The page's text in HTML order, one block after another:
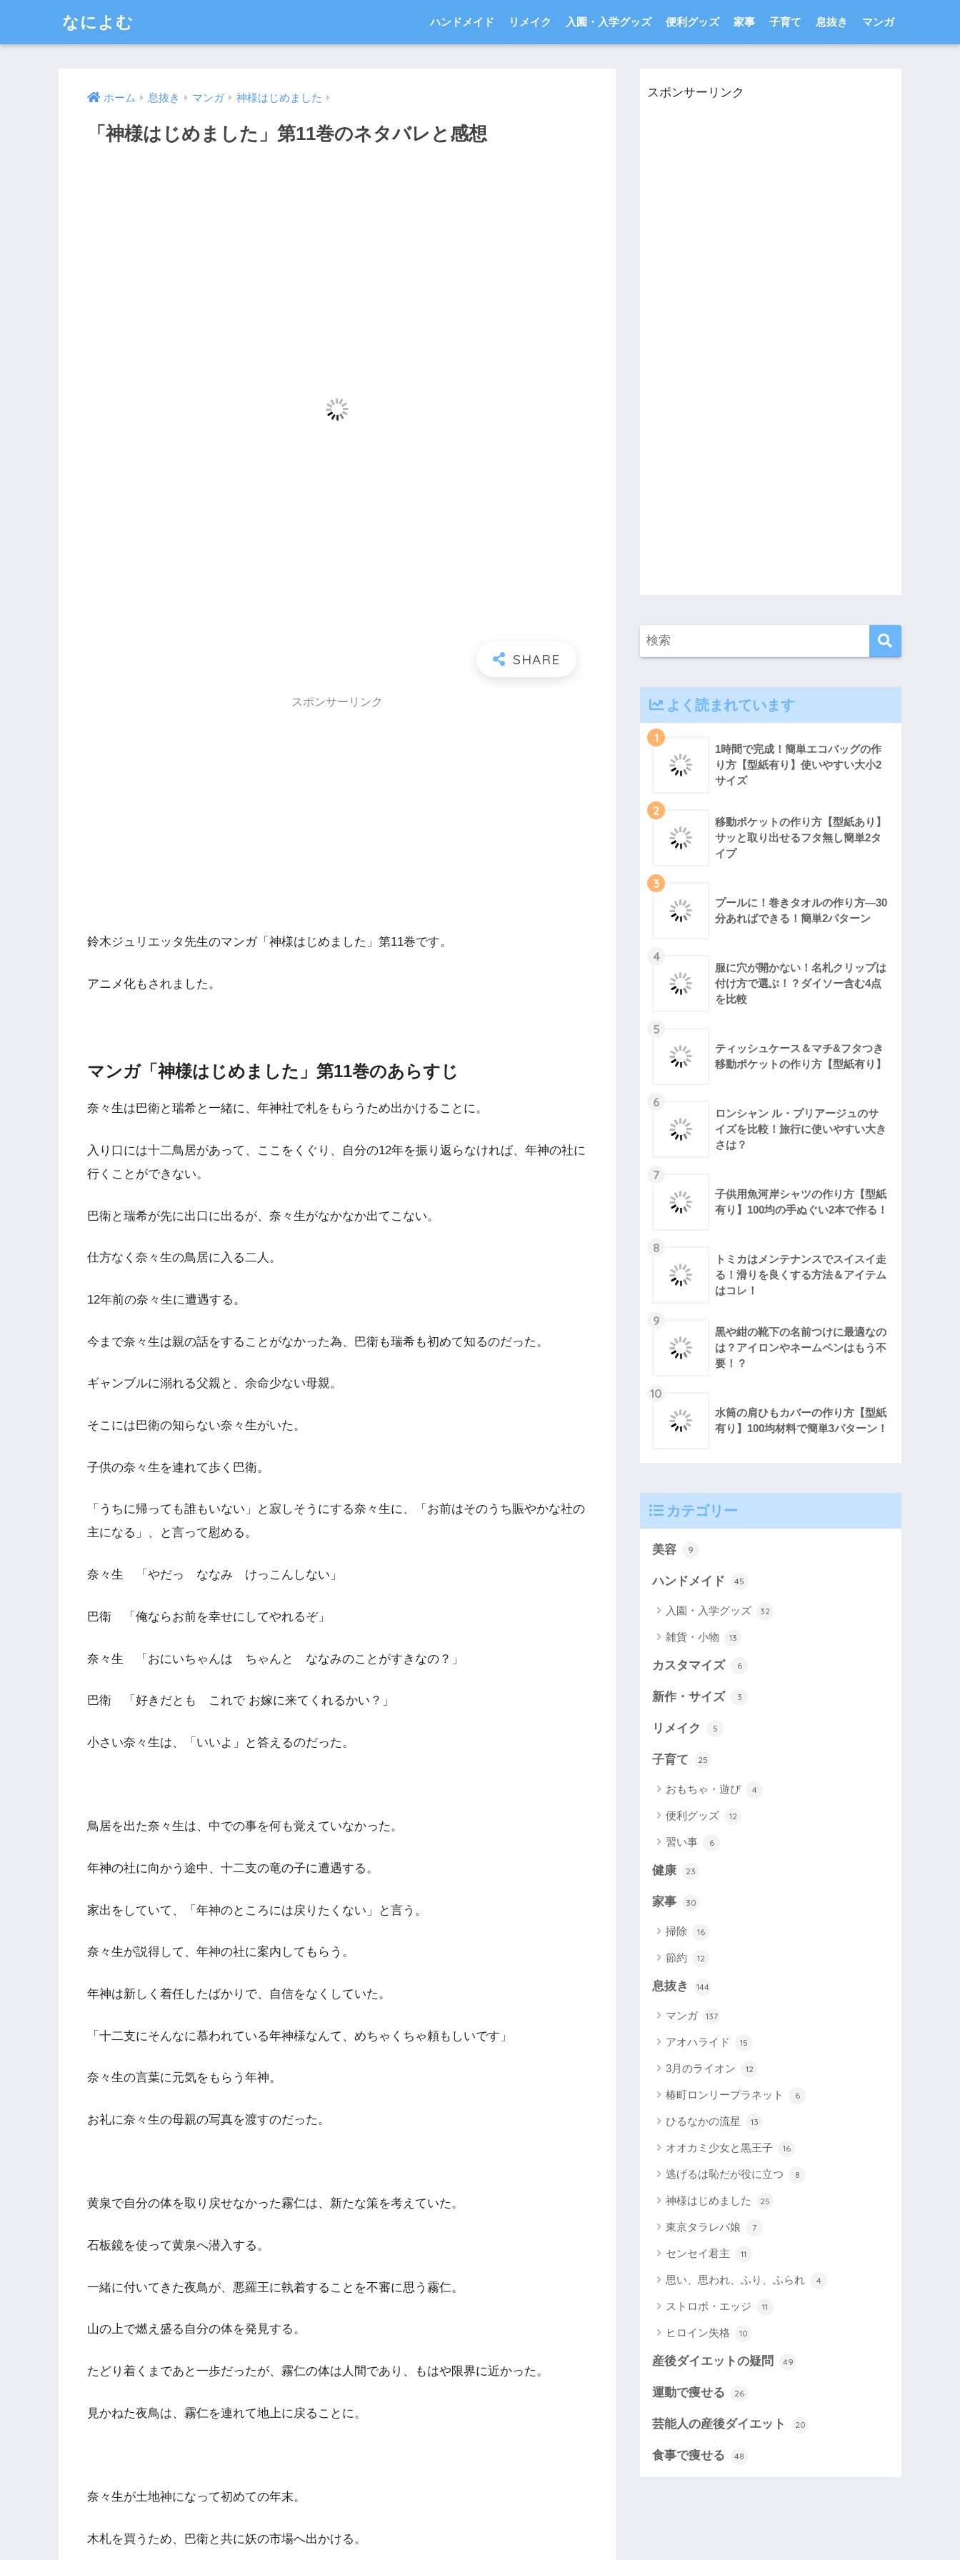
なによむ ハンドメイド リメイク 入園・入学グッズ 便利グッズ 家事 子育て 息抜き マンガ
ホーム 息抜き マンガ 神様はじめました
「神様はじめました」第11巻のネタバレと感想
スポンサーリンク
鈴木ジュリエッタ先生のマンガ「神様はじめました」第11巻です。
アニメ化もされました。
マンガ「神様はじめました」第11巻のあらすじ
奈々生は巴衛と瑞希と一緒に、年神社で札をもらうため出かけることに。
入り口には十二鳥居があって、ここをくぐり、自分の12年を振り返らなければ、年神の社に
行くことができない。
巴衛と瑞希が先に出口に出るが、奈々生がなかなか出てこない。
仕方なく奈々生の鳥居に入る二人。
12年前の奈々生に遭遇する。
今まで奈々生は親の話をすることがなかった為、巴衛も瑞希も初めて知るのだった。
ギャンブルに溺れる父親と、余命少ない母親。
そこには巴衛の知らない奈々生がいた。
子供の奈々生を連れて歩く巴衛。
「うちに帰っても誰もいない」と寂しそうにする奈々生に、「お前はそのうち賑やかな社の
主になる」、と言って慰める。
奈々生 「やだっ ななみ けっこんしない」
巴衛 「俺ならお前を幸せにしてやれるぞ」
奈々生 「おにいちゃんは ちゃんと ななみのことがすきなの？」
巴衛 「好きだとも これで お嫁に来てくれるかい？」
小さい奈々生は、「いいよ」と答えるのだった。
鳥居を出た奈々生は、中での事を何も覚えていなかった。
年神の社に向かう途中、十二支の竜の子に遭遇する。
家出をしていて、「年神のところには戻りたくない」と言う。
奈々生が説得して、年神の社に案内してもらう。
年神は新しく着任したばかりで、自信をなくしていた。
「十二支にそんなに慕われている年神様なんて、めちゃくちゃ頼もしいです」
奈々生の言葉に元気をもらう年神。
お礼に奈々生の母親の写真を渡すのだった。
黄泉で自分の体を取り戻せなかった霧仁は、新たな策を考えていた。
石板鏡を使って黄泉へ潜入する。
一緒に付いてきた夜鳥が、悪羅王に執着することを不審に思う霧仁。
山の上で燃え盛る自分の体を発見する。
たどり着くまであと一歩だったが、霧仁の体は人間であり、もはや限界に近かった。
見かねた夜鳥は、霧仁を連れて地上に戻ることに。
奈々生が土地神になって初めての年末。
木札を買うため、巴衛と共に妖の市場へ出かける。
スポンサーリンク
よく読まれています
1
1時間で完成！簡単エコバッグの作
り方【型紙有り】使いやすい大小2
サイズ
2
移動ポケットの作り方【型紙あり】
サッと取り出せるフタ無し簡単2タ
イプ
3
プールに！巻きタオルの作り方―30
分あればできる！簡単2パターン
4
服に穴が開かない！名札クリップは
付け方で選ぶ！？ダイソー含む4点
を比較
5
ティッシュケース＆マチ&フタつき
移動ポケットの作り方【型紙有り】
6
ロンシャン ル・プリアージュのサ
イズを比較！旅行に使いやすい大き
さは？
7
子供用魚河岸シャツの作り方【型紙
有り】100均の手ぬぐい2本で作る！
8
トミカはメンテナンスでスイスイ走
る！滑りを良くする方法＆アイテム
はコレ！
9
黒や紺の靴下の名前つけに最適なの
は？アイロンやネームペンはもう不
要！？
10
水筒の肩ひもカバーの作り方【型紙
有り】100均材料で簡単3パターン！
カテゴリー
美容 9
ハンドメイド 45
入園・入学グッズ 32
雑貨・小物 13
カスタマイズ 6
新作・サイズ 3
リメイク 5
子育て 25
おもちゃ・遊び 4
便利グッズ 12
習い事 6
健康 23
家事 30
掃除 16
節約 12
息抜き 144
マンガ 137
アオハライド 15
3月のライオン 12
椿町ロンリープラネット 6
ひるなかの流星 13
オオカミ少女と黒王子 16
逃げるは恥だが役に立つ 8
神様はじめました 25
東京タラレバ娘 7
センセイ君主 11
思い、思われ、ふり、ふられ 4
ストロボ・エッジ 11
ヒロイン失格 10
産後ダイエットの疑問 49
運動で痩せる 26
芸能人の産後ダイエット 20
食事で痩せる 48